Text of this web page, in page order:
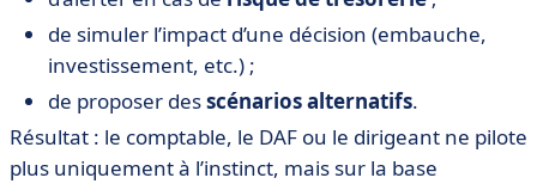
de simuler l’impact d’une décision (embauche,
investissement, etc.) ;
de proposer desscénarios alternatifs.
Résultat : le comptable, le DAF ou le dirigeant ne pilote
plus uniquement à l’instinct, mais sur la base